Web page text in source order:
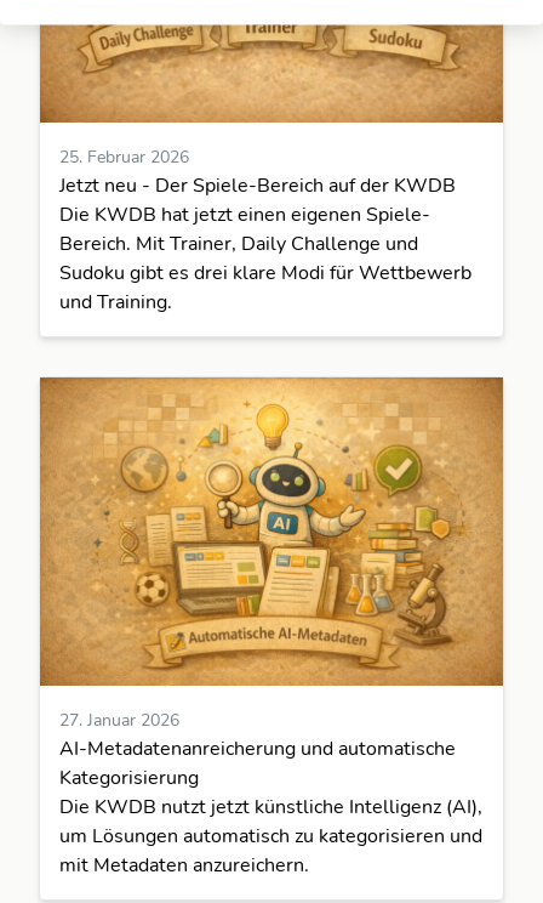
25. Februar 2026
Jetzt neu - Der Spiele-Bereich auf der KWDB
Die KWDB hat jetzt einen eigenen Spiele-
Bereich. Mit Trainer, Daily Challenge und
Sudoku gibt es drei klare Modi für Wettbewerb
und Training.
27. Januar 2026
AI-Metadatenanreicherung und automatische
Kategorisierung
Die KWDB nutzt jetzt künstliche Intelligenz (AI),
um Lösungen automatisch zu kategorisieren und
mit Metadaten anzureichern.